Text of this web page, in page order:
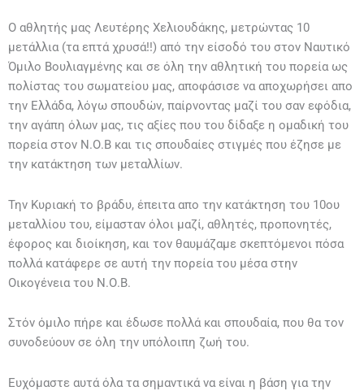
Ο αθλητής μας Λευτέρης Χελιουδάκης, μετρώντας 10
μετάλλια (τα επτά χρυσά!!) από την είσοδό του στον Ναυτικό
Όμιλο Βουλιαγμένης και σε όλη την αθλητική του πορεία ως
πολίστας του σωματείου μας, αποφάσισε να αποχωρήσει απο
την Ελλάδα, λόγω σπουδών, παίρνοντας μαζί του σαν εφόδια,
την αγάπη όλων μας, τις αξίες που του δίδαξε η ομαδική του
πορεία στον Ν.Ο.Β και τις σπουδαίες στιγμές που έζησε με
την κατάκτηση των μεταλλίων.
Την Κυριακή το βράδυ, έπειτα απο την κατάκτηση του 10ου
μεταλλίου του, είμασταν όλοι μαζί, αθλητές, προπονητές,
έφορος και διοίκηση, και τον θαυμάζαμε σκεπτόμενοι πόσα
πολλά κατάφερε σε αυτή την πορεία του μέσα στην
Οικογένεια του Ν.Ο.Β.
Στόν όμιλο πήρε και έδωσε πολλά και σπουδαία, που θα τον
συνοδεύουν σε όλη την υπόλοιπη ζωή του.
Ευχόμαστε αυτά όλα τα σημαντικά να είναι η βάση για την